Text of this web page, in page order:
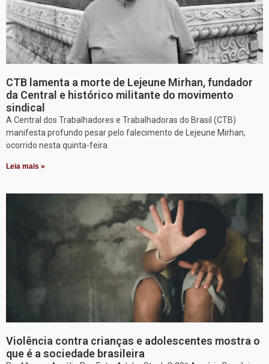
CTB lamenta a morte de Lejeune Mirhan, fundador
da Central e histórico militante do movimento
sindical
A Central dos Trabalhadores e Trabalhadoras do Brasil (CTB)
manifesta profundo pesar pelo falecimento de Lejeune Mirhan,
ocorrido nesta quinta-feira
Leia mais »
Violência contra crianças e adolescentes mostra o
que é a sociedade brasileira